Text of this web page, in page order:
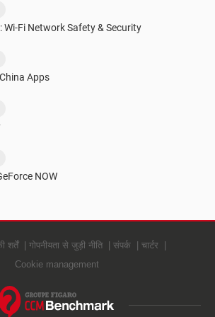
Wi-Fi Network Safety & Security
Apps
NOW
शर्तें गोपनीयता से जुड़ी नीति संपर्क
चार्टर
Cookie management